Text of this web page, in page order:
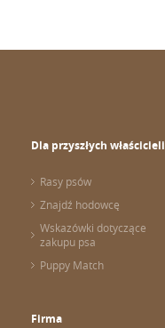
Dla przyszłych właścicieli
Rasy psów
Znajdź hodowcę
Wskazówki dotyczące
zakupu psa
Puppy Match
Firma